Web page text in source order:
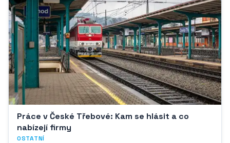
Práce v České Třebové: Kam se hlásit a co
nabízejí firmy
OSTATNÍ